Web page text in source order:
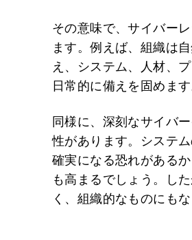
その意味で、サイバー
ます。例えば、組織は
え、システム、人材、
日常的に備えを固めます
同様に、深刻なサイバ
性があります。システ
確実になる恐れがある
も高まるでしょう。し
く、組織的なものにもな